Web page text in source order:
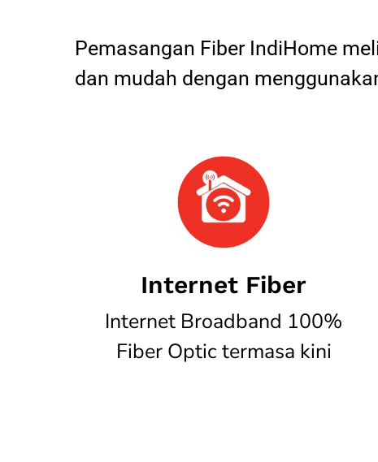
Pemasangan Fiber IndiHome
dan mudah dengan
Internet Fiber
Internet Broadband 100%
Fiber Optic termasa kini